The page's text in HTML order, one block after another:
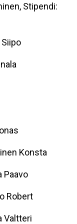
Stipendi:
Konsta
Paavo
Robert
Valtteri